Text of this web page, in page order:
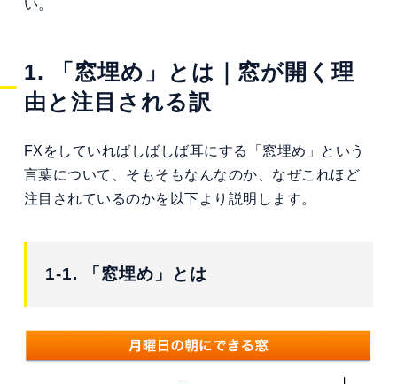
い。
1. 「窓埋め」とは｜窓が開く理
由と注目される訳
FXをしていればしばしば耳にする「窓埋め」という
言葉について、そもそもなんなのか、なぜこれほど
注目されているのかを以下より説明します。
1-1. 「窓埋め」とは